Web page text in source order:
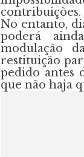
contribuições.
No entanto,
poderá
modulação
restituição
pedido antes
que não haja